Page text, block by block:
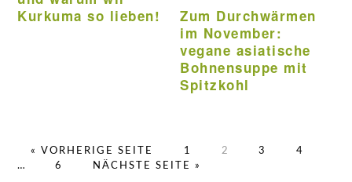
Kurkuma so lieben!
Zum Durchwärmen
im November:
vegane asiatische
Bohnensuppe mit
Spitzkohl
« VORHERIGE SEITE AUFRUFEN
SEITE
1 SEITE
2 SEITE
3 SEITE
4
… SEITE
6 NÄCHSTE SEITE AUFRUFEN
»